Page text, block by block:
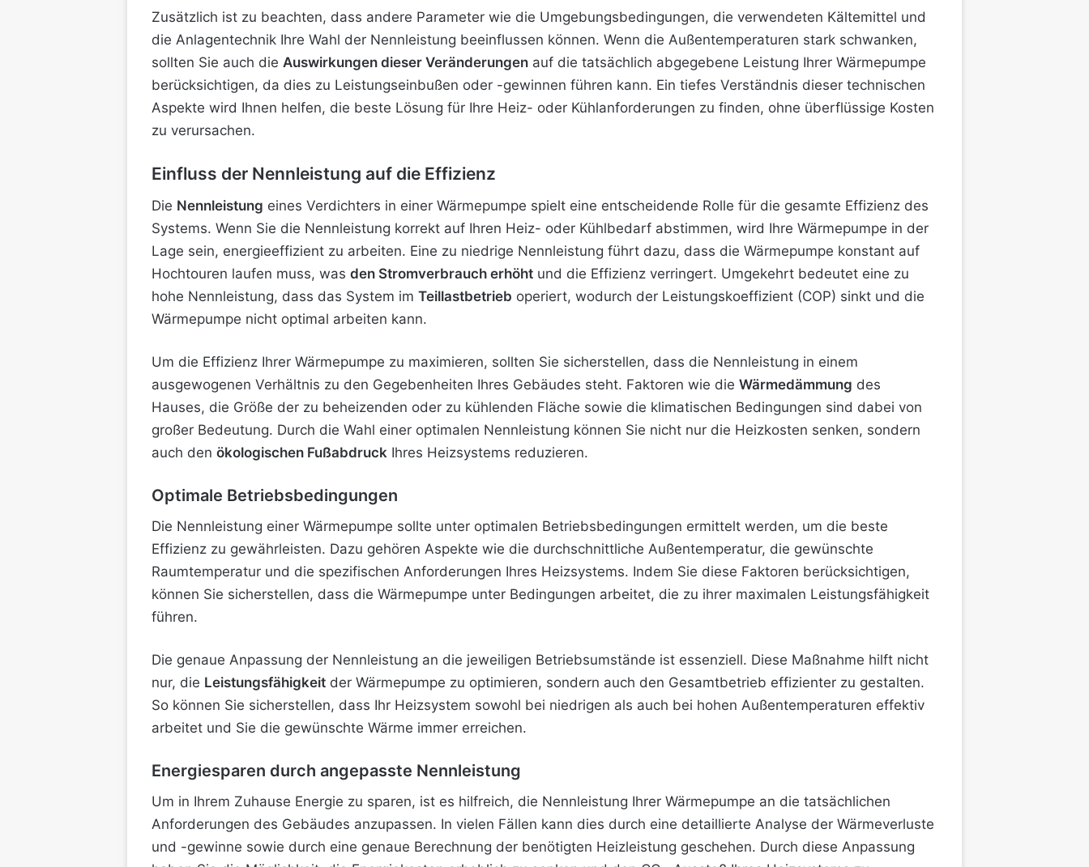
Zusätzlich ist zu beachten, dass andere Parameter wie die Umgebungsbedingungen, die verwendeten Kältemittel und
die Anlagentechnik Ihre Wahl der Nennleistung beeinflussen können. Wenn die Außentemperaturen stark schwanken,
sollten Sie auch die Auswirkungen dieser Veränderungen auf die tatsächlich abgegebene Leistung Ihrer Wärmepumpe
berücksichtigen, da dies zu Leistungseinbußen oder -gewinnen führen kann. Ein tiefes Verständnis dieser technischen
Aspekte wird Ihnen helfen, die beste Lösung für Ihre Heiz- oder Kühlanforderungen zu finden, ohne überflüssige Kosten
zu verursachen.
Einfluss der Nennleistung auf die Effizienz
Die Nennleistung eines Verdichters in einer Wärmepumpe spielt eine entscheidende Rolle für die gesamte Effizienz des
Systems. Wenn Sie die Nennleistung korrekt auf Ihren Heiz- oder Kühlbedarf abstimmen, wird Ihre Wärmepumpe in der
Lage sein, energieeffizient zu arbeiten. Eine zu niedrige Nennleistung führt dazu, dass die Wärmepumpe konstant auf
Hochtouren laufen muss, was den Stromverbrauch erhöht und die Effizienz verringert. Umgekehrt bedeutet eine zu
hohe Nennleistung, dass das System im Teillastbetrieb operiert, wodurch der Leistungskoeffizient (COP) sinkt und die
Wärmepumpe nicht optimal arbeiten kann.
Um die Effizienz Ihrer Wärmepumpe zu maximieren, sollten Sie sicherstellen, dass die Nennleistung in einem
ausgewogenen Verhältnis zu den Gegebenheiten Ihres Gebäudes steht. Faktoren wie die Wärmedämmung des
Hauses, die Größe der zu beheizenden oder zu kühlenden Fläche sowie die klimatischen Bedingungen sind dabei von
großer Bedeutung. Durch die Wahl einer optimalen Nennleistung können Sie nicht nur die Heizkosten senken, sondern
auch den ökologischen Fußabdruck Ihres Heizsystems reduzieren.
Optimale Betriebsbedingungen
Die Nennleistung einer Wärmepumpe sollte unter optimalen Betriebsbedingungen ermittelt werden, um die beste
Effizienz zu gewährleisten. Dazu gehören Aspekte wie die durchschnittliche Außentemperatur, die gewünschte
Raumtemperatur und die spezifischen Anforderungen Ihres Heizsystems. Indem Sie diese Faktoren berücksichtigen,
können Sie sicherstellen, dass die Wärmepumpe unter Bedingungen arbeitet, die zu ihrer maximalen Leistungsfähigkeit
führen.
Die genaue Anpassung der Nennleistung an die jeweiligen Betriebsumstände ist essenziell. Diese Maßnahme hilft nicht
nur, die Leistungsfähigkeit der Wärmepumpe zu optimieren, sondern auch den Gesamtbetrieb effizienter zu gestalten.
So können Sie sicherstellen, dass Ihr Heizsystem sowohl bei niedrigen als auch bei hohen Außentemperaturen effektiv
arbeitet und Sie die gewünschte Wärme immer erreichen.
Energiesparen durch angepasste Nennleistung
Um in Ihrem Zuhause Energie zu sparen, ist es hilfreich, die Nennleistung Ihrer Wärmepumpe an die tatsächlichen
Anforderungen des Gebäudes anzupassen. In vielen Fällen kann dies durch eine detaillierte Analyse der Wärmeverluste
und -gewinne sowie durch eine genaue Berechnung der benötigten Heizleistung geschehen. Durch diese Anpassung